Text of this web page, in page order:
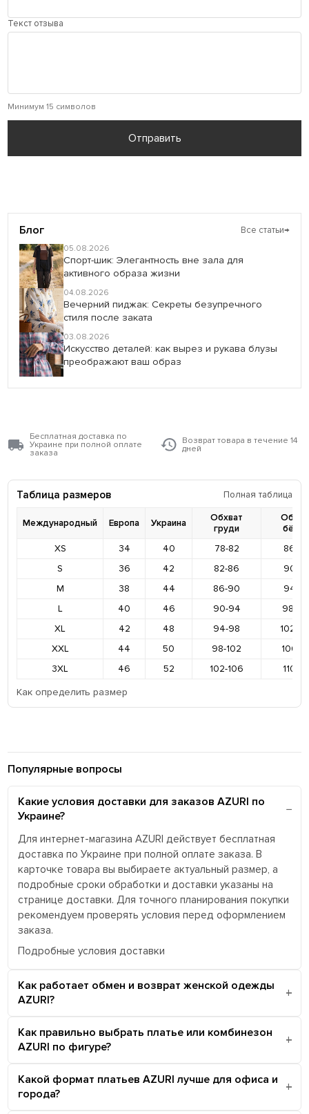
Текст отзыва
Минимум 15 символов
Отправить
Блог Все статьи→
05.08.2026
Спорт-шик: Элегантность вне зала для
активного образа жизни
04.08.2026
Вечерний пиджак: Секреты безупречного
стиля после заката
03.08.2026
Искусство деталей: как вырез и рукава блузы
преображают ваш образ
Бесплатная доставка по
Украине при полной оплате
заказа
Возврат товара в течение 14
дней
Таблица размеров Полная таблица
Международный Европа Украина
Обхват
груди
XS
34 40 78-82
86-
S
36 42 82-86
90-
M
38 44 86-90
94-
L
40 46 90-94
98-
XL
42 48 94-98
102-
XXL
44 50 98-102
106-
3XL
46 52 102-106
110-
Как определить размер
Популярные вопросы
Какие условия доставки для заказов AZURI по
Украине?
Для интернет-магазина AZURI действует бесплатная
доставка по Украине при полной оплате заказа. В
карточке товара вы выбираете актуальный размер, а
подробные сроки обработки и доставки указаны на
странице доставки. Для точного планирования покупки
рекомендуем проверять условия перед оформлением
заказа.
Подробные условия доставки
Как работает обмен и возврат женской одежды
AZURI?
Как правильно выбрать платье или комбинезон
AZURI по фигуре?
Какой формат платьев AZURI лучше для офиса и
города?